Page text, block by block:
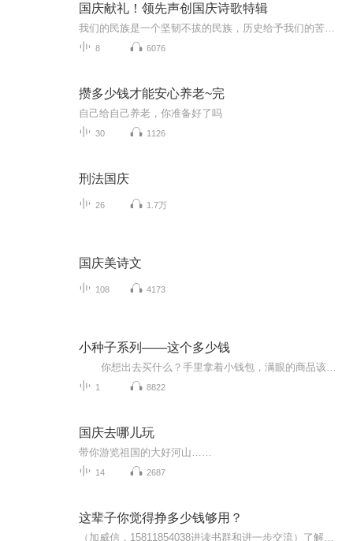
国庆献礼！领先声创国庆诗歌特辑
8 6076
攒多少钱才能安心养老~完
自己给自己养老，你准备好了吗
30 1126
刑法国庆
26 1.7万
国庆美诗文
108 4173
小种子系列——这个多少钱
1 8822
国庆去哪儿玩
带你游览祖国的大好河山……
14 2687
这辈子你觉得挣多少钱够用？